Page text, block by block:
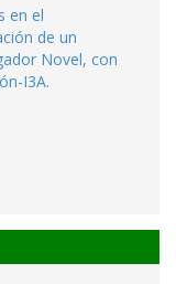
en el
de un
Novel, con
I3A.